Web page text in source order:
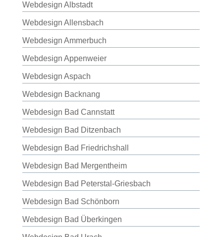
Webdesign Albstadt
Webdesign Allensbach
Webdesign Ammerbuch
Webdesign Appenweier
Webdesign Aspach
Webdesign Backnang
Webdesign Bad Cannstatt
Webdesign Bad Ditzenbach
Webdesign Bad Friedrichshall
Webdesign Bad Mergentheim
Webdesign Bad Peterstal-Griesbach
Webdesign Bad Schönborn
Webdesign Bad Überkingen